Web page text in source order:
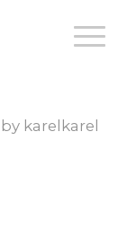
by karelkarel